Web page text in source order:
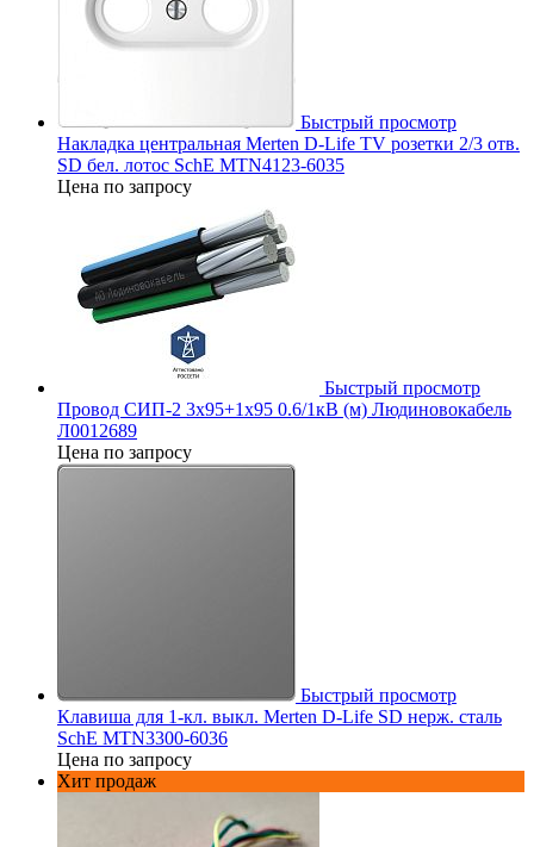
Быстрый просмотр
Накладка центральная Merten D-Life TV розетки 2/3 отв.
SD бел. лотос SchE MTN4123-6035
Цена по запросу
Быстрый просмотр
Провод СИП-2 3х95+1х95 0.6/1кВ (м) Людиновокабель
Л0012689
Цена по запросу
Быстрый просмотр
Клавиша для 1-кл. выкл. Merten D-Life SD нерж. сталь
SchE MTN3300-6036
Цена по запросу
Хит продаж